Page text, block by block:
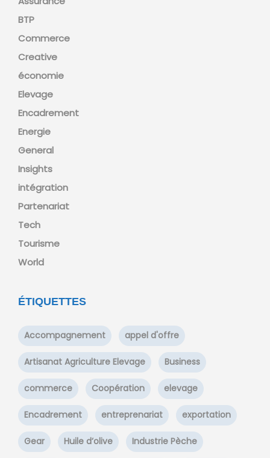
BTP
Commerce
Creative
économie
Elevage
Encadrement
Energie
General
Insights
intégration
Partenariat
Tech
Tourisme
World
ÉTIQUETTES
Accompagnement appel d'offre
Artisanat Agriculture Elevage Business
commerce Coopération elevage
Encadrement entreprenariat exportation
Gear Huile d’olive Industrie Pèche